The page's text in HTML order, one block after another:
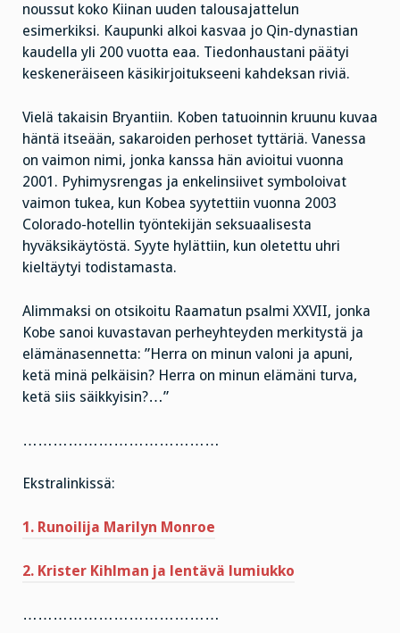
noussut koko Kiinan uuden talousajattelun
esimerkiksi. Kaupunki alkoi kasvaa jo Qin-dynastian
kaudella yli 200 vuotta eaa. Tiedonhaustani päätyi
keskeneräiseen käsikirjoitukseeni kahdeksan riviä.
Vielä takaisin Bryantiin. Koben tatuoinnin kruunu kuvaa
häntä itseään, sakaroiden perhoset tyttäriä. Vanessa
on vaimon nimi, jonka kanssa hän avioitui vuonna
2001. Pyhimysrengas ja enkelinsiivet symboloivat
vaimon tukea, kun Kobea syytettiin vuonna 2003
Colorado-hotellin työntekijän seksuaalisesta
hyväksikäytöstä. Syyte hylättiin, kun oletettu uhri
kieltäytyi todistamasta.
Alimmaksi on otsikoitu Raamatun psalmi XXVII, jonka
Kobe sanoi kuvastavan perheyhteyden merkitystä ja
elämänasennetta: ”Herra on minun valoni ja apuni,
ketä minä pelkäisin? Herra on minun elämäni turva,
ketä siis säikkyisin?…”
…………………………………
Ekstralinkissä:
1. Runoilija Marilyn Monroe
2. Krister Kihlman ja lentävä lumiukko
…………………………………